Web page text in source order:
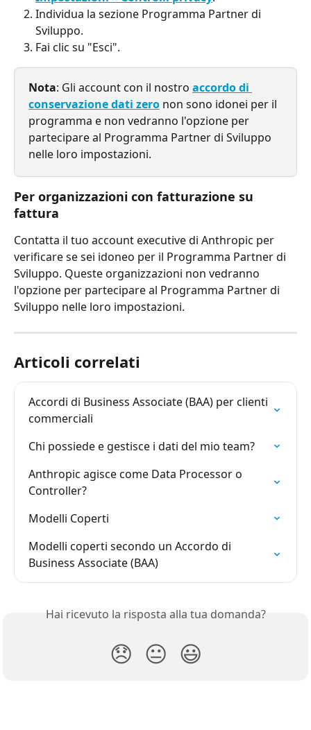
Individua la sezione Programma Partner di
Sviluppo.
Fai clic su "Esci".
Nota: Gli account con il nostro accordo di
conservazione dati zero non sono idonei per il
programma e non vedranno l'opzione per
partecipare al Programma Partner di Sviluppo
nelle loro impostazioni.
Per organizzazioni con fatturazione su
fattura
Contatta il tuo account executive di Anthropic per
verificare se sei idoneo per il Programma Partner di
Sviluppo. Queste organizzazioni non vedranno
l'opzione per partecipare al Programma Partner di
Sviluppo nelle loro impostazioni.
Articoli correlati
Accordi di Business Associate (BAA) per clienti
commerciali
Chi possiede e gestisce i dati del mio team?
Anthropic agisce come Data Processor o
Controller?
Modelli Coperti
Modelli coperti secondo un Accordo di
Business Associate (BAA)
Hai ricevuto la risposta alla tua domanda?
😞 😐 😃